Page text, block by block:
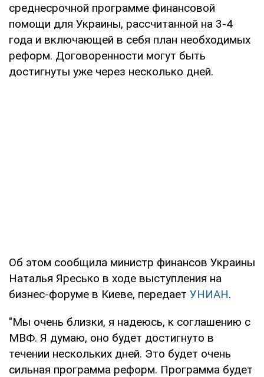
среднесрочной программе финансовой
помощи для Украины, рассчитанной на 3-4
года и включающей в себя план необходимых
реформ. Договоренности могут быть
достигнуты уже через несколько дней.
Об этом сообщила министр финансов Украины
Наталья Яресько в ходе выступления на
бизнес-форуме в Киеве, передает УНИАН.
"Мы очень близки, я надеюсь, к соглашению с
МВФ. Я думаю, оно будет достигнуто в
течении нескольких дней. Это будет очень
сильная программа реформ. Программа будет